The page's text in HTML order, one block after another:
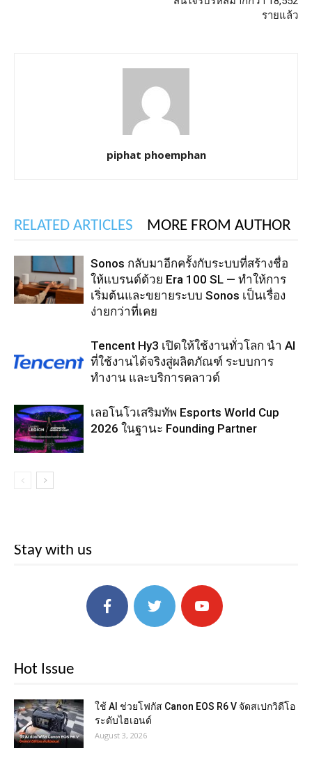
รายแล้ว
piphat phoemphan
RELATED ARTICLES MORE FROM AUTHOR
Sonos กลับมาอีกครั้งกับระบบที่สร้างชื่อ
ให้แบรนด์ด้วย Era 100 SL — ทำให้การ
เริ่มต้นและขยายระบบ Sonos เป็นเรื่อง
ง่ายกว่าที่เคย
Tencent Hy3 เปิดให้ใช้งานทั่วโลก นำ AI
ที่ใช้งานได้จริงสู่ผลิตภัณฑ์ ระบบการ
ทำงาน และบริการคลาวด์
เลอโนโวเสริมทัพ Esports World Cup
2026 ในฐานะ Founding Partner
Stay with us
Hot Issue
ใช้ AI ช่วยโฟกัส Canon EOS R6 V จัดสเปกวิดีโอ
ระดับไฮเอนด์
August 3, 2026